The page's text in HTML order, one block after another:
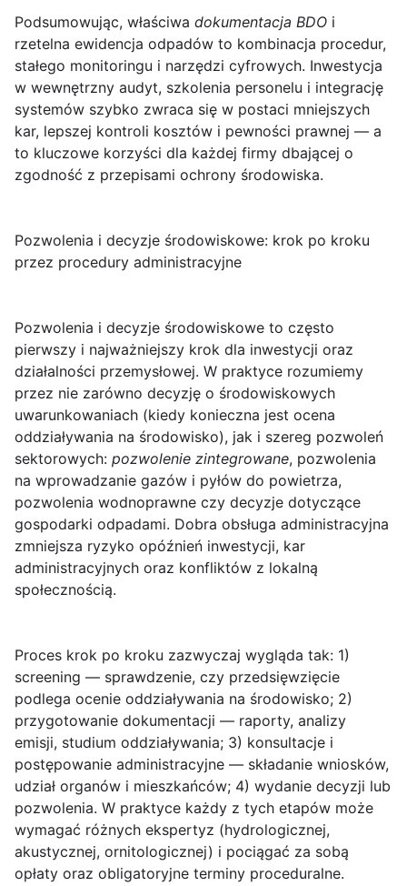
Podsumowując, właściwa dokumentacja BDO i
rzetelna ewidencja odpadów to kombinacja procedur,
stałego monitoringu i narzędzi cyfrowych. Inwestycja
w wewnętrzny audyt, szkolenia personelu i integrację
systemów szybko zwraca się w postaci mniejszych
kar, lepszej kontroli kosztów i pewności prawnej — a
to kluczowe korzyści dla każdej firmy dbającej o
zgodność z przepisami ochrony środowiska.
Pozwolenia i decyzje środowiskowe: krok po kroku
przez procedury administracyjne
Pozwolenia i decyzje środowiskowe to często
pierwszy i najważniejszy krok dla inwestycji oraz
działalności przemysłowej. W praktyce rozumiemy
przez nie zarówno decyzję o środowiskowych
uwarunkowaniach (kiedy konieczna jest ocena
oddziaływania na środowisko), jak i szereg pozwoleń
sektorowych: pozwolenie zintegrowane, pozwolenia
na wprowadzanie gazów i pyłów do powietrza,
pozwolenia wodnoprawne czy decyzje dotyczące
gospodarki odpadami. Dobra obsługa administracyjna
zmniejsza ryzyko opóźnień inwestycji, kar
administracyjnych oraz konfliktów z lokalną
społecznością.
Proces krok po kroku zazwyczaj wygląda tak: 1)
screening — sprawdzenie, czy przedsięwzięcie
podlega ocenie oddziaływania na środowisko; 2)
przygotowanie dokumentacji — raporty, analizy
emisji, studium oddziaływania; 3) konsultacje i
postępowanie administracyjne — składanie wniosków,
udział organów i mieszkańców; 4) wydanie decyzji lub
pozwolenia. W praktyce każdy z tych etapów może
wymagać różnych ekspertyz (hydrologicznej,
akustycznej, ornitologicznej) i pociągać za sobą
opłaty oraz obligatoryjne terminy proceduralne.